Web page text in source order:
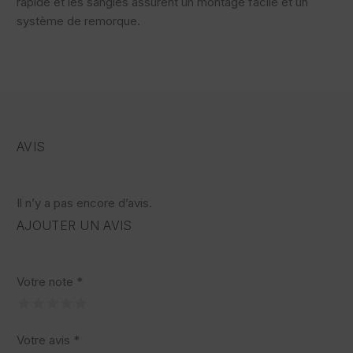
système de remorque.
AVIS
Il n’y a pas encore d’avis.
AJOUTER UN AVIS
Votre note *
Votre avis *